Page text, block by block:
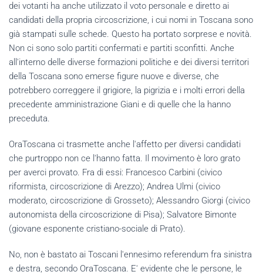
dei votanti ha anche utilizzato il voto personale e diretto ai
candidati della propria circoscrizione, i cui nomi in Toscana sono
già stampati sulle schede. Questo ha portato sorprese e novità.
Non ci sono solo partiti confermati e partiti sconfitti. Anche
all'interno delle diverse formazioni politiche e dei diversi territori
della Toscana sono emerse figure nuove e diverse, che
potrebbero correggere il grigiore, la pigrizia e i molti errori della
precedente amministrazione Giani e di quelle che la hanno
preceduta.
OraToscana ci trasmette anche l'affetto per diversi candidati
che purtroppo non ce l'hanno fatta. Il movimento è loro grato
per averci provato. Fra di essi: Francesco Carbini (civico
riformista, circoscrizione di Arezzo); Andrea Ulmi (civico
moderato, circoscrizione di Grosseto); Alessandro Giorgi (civico
autonomista della circoscrizione di Pisa); Salvatore Bimonte
(giovane esponente cristiano-sociale di Prato).
No, non è bastato ai Toscani l'ennesimo referendum fra sinistra
e destra, secondo OraToscana. E' evidente che le persone, le